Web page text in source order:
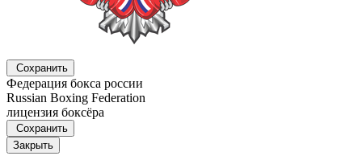
Сохранить
Федерация бокса россии
Russian Boxing Federation
лицензия боксёра
Сохранить
Закрыть